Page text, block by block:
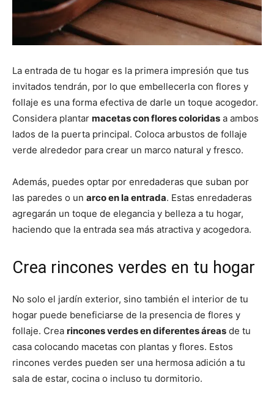
La entrada de tu hogar es la primera impresión que tus
invitados tendrán, por lo que embellecerla con flores y
follaje es una forma efectiva de darle un toque acogedor.
Considera plantar macetas con flores coloridas a ambos
lados de la puerta principal. Coloca arbustos de follaje
verde alrededor para crear un marco natural y fresco.
Además, puedes optar por enredaderas que suban por
las paredes o un arco en la entrada. Estas enredaderas
agregarán un toque de elegancia y belleza a tu hogar,
haciendo que la entrada sea más atractiva y acogedora.
Crea rincones verdes en tu hogar
No solo el jardín exterior, sino también el interior de tu
hogar puede beneficiarse de la presencia de flores y
follaje. Crea rincones verdes en diferentes áreas de tu
casa colocando macetas con plantas y flores. Estos
rincones verdes pueden ser una hermosa adición a tu
sala de estar, cocina o incluso tu dormitorio.